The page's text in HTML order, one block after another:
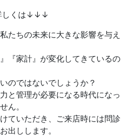
くは↓↓↓
たちの未来に大きな影響を与え
『家計』が変化してきているの
のではないでしょうか？
と管理が必要になる時代になっ
ん。
ていただき、ご来店時には問診
出しします。